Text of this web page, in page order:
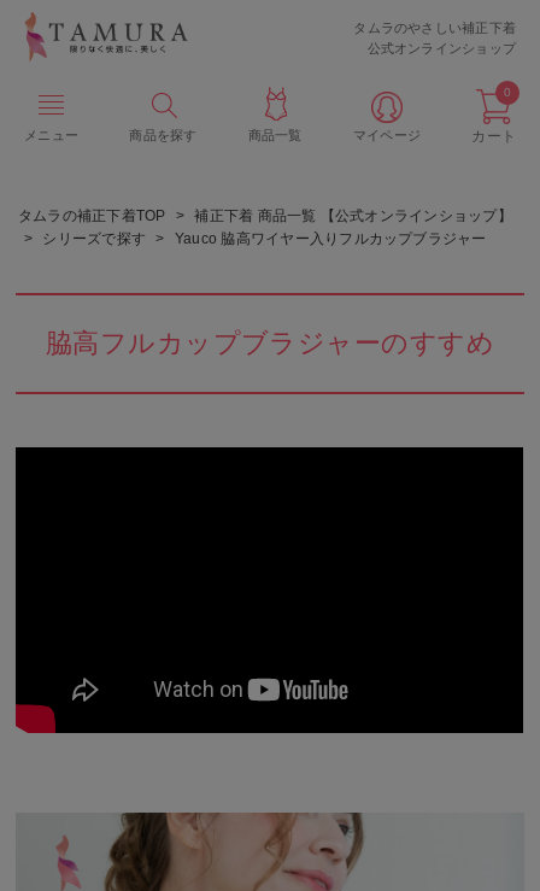
タムラのやさしい補正下着
公式オンラインショップ
メニュー 商品を探す 商品一覧 マイページ カート
0
タムラの補正下着TOP
補正下着 商品一覧 【公式オンラインショップ】
シリーズで探す
Yauco 脇高ワイヤー入りフルカップブラジャー
脇高フルカップブラジャーのすすめ